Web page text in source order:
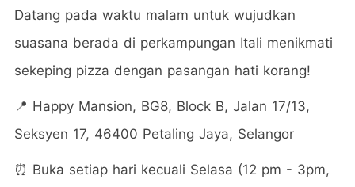
Datang pada waktu malam untuk wujudkan
suasana berada di perkampungan Itali menikmati
sekeping pizza dengan pasangan hati korang!
📍 Happy Mansion, BG8, Block B, Jalan 17/13,
Seksyen 17, 46400 Petaling Jaya, Selangor
⏰ Buka setiap hari kecuali Selasa (12 pm - 3pm,